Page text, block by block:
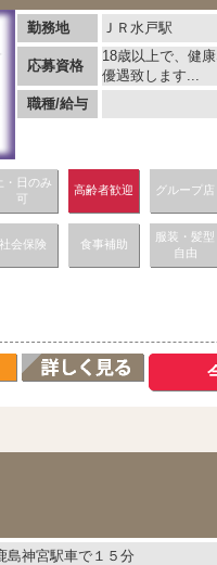
勤務地 ＪＲ水戸駅
応募資格
18歳以上で、健
優遇致します...
職種/給与
土・日のみ
可
高齢者歓迎 グループ店
社会保険 食事補助
服装・髪型
自由
神宮駅車で１５分